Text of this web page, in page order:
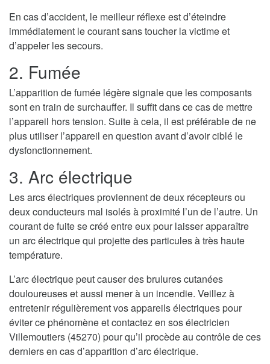
En cas d’accident, le meilleur réflexe est d’éteindre
immédiatement le courant sans toucher la victime et
d’appeler les secours.
2. Fumée
L’apparition de fumée légère signale que les composants
sont en train de surchauffer. Il suffit dans ce cas de mettre
l’appareil hors tension. Suite à cela, il est préférable de ne
plus utiliser l’appareil en question avant d’avoir ciblé le
dysfonctionnement.
3. Arc électrique
Les arcs électriques proviennent de deux récepteurs ou
deux conducteurs mal isolés à proximité l’un de l’autre. Un
courant de fuite se créé entre eux pour laisser apparaître
un arc électrique qui projette des particules à très haute
température.
L’arc électrique peut causer des brulures cutanées
douloureuses et aussi mener à un incendie. Veillez à
entretenir régulièrement vos appareils électriques pour
éviter ce phénomène et contactez en sos électricien
Villemoutiers (45270) pour qu’il procède au contrôle de ces
derniers en cas d’apparition d’arc électrique.